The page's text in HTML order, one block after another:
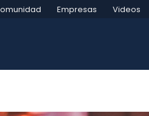
Empresas Videos